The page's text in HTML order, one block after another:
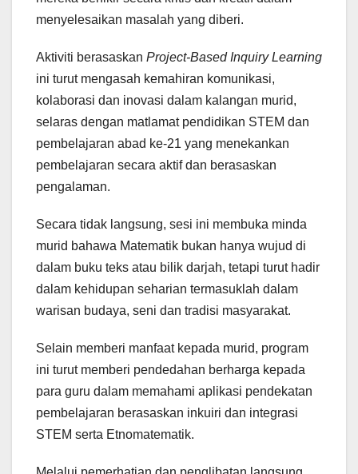
menyelesaikan masalah yang diberi.
Aktiviti berasaskan Project-Based Inquiry Learning
ini turut mengasah kemahiran komunikasi,
kolaborasi dan inovasi dalam kalangan murid,
selaras dengan matlamat pendidikan STEM dan
pembelajaran abad ke-21 yang menekankan
pembelajaran secara aktif dan berasaskan
pengalaman.
Secara tidak langsung, sesi ini membuka minda
murid bahawa Matematik bukan hanya wujud di
dalam buku teks atau bilik darjah, tetapi turut hadir
dalam kehidupan seharian termasuklah dalam
warisan budaya, seni dan tradisi masyarakat.
Selain memberi manfaat kepada murid, program
ini turut memberi pendedahan berharga kepada
para guru dalam memahami aplikasi pendekatan
pembelajaran berasaskan inkuiri dan integrasi
STEM serta Etnomatematik.